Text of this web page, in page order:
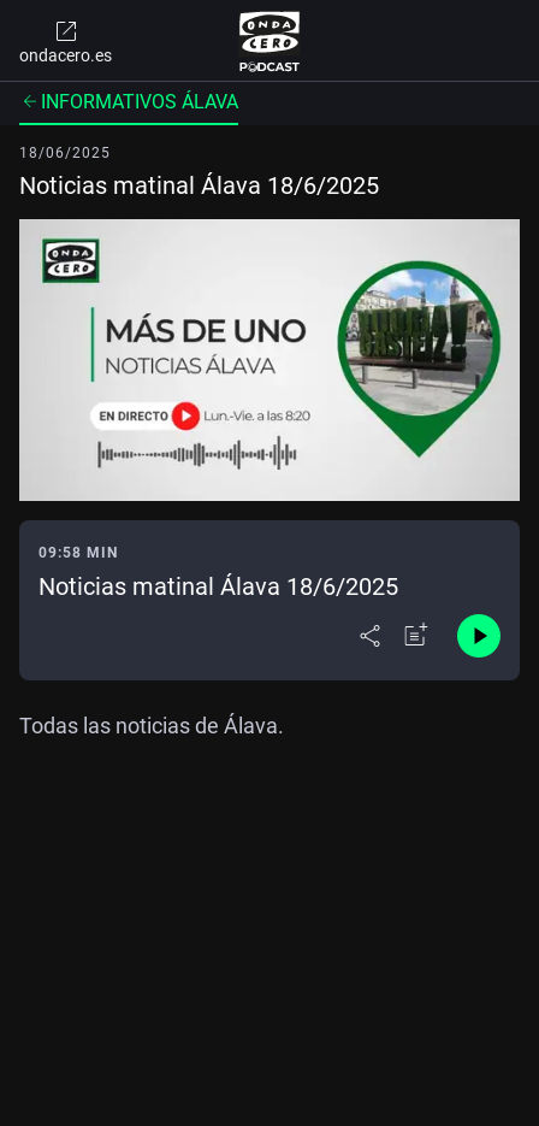
ondacero.es
INFORMATIVOS ÁLAVA
18/06/2025
Noticias matinal Álava 18/6/2025
09:58 MIN
Noticias matinal Álava 18/6/2025
Todas las noticias de Álava.